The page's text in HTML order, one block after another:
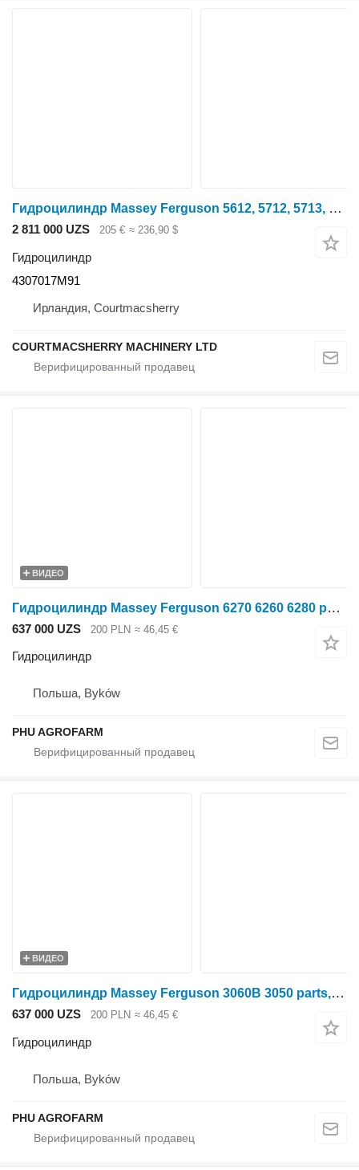
Гидроцилиндр Massey Ferguson 5612, 5712, 5713, 5613 Levelling Box 4307017m91 4307017M91 для трактора колесного Massey Ferguson 5612, 5712, 5713, 5613
2 811 000 UZS 205 € ≈ 236,90 $
Гидроцилиндр
4307017M91
Ирландия, Courtmacsherry
COURTMACSHERRY MACHINERY LTD
ВИДЕО
Гидроцилиндр Massey Ferguson 6270 6260 6280 parts, ersatzteile, pieces для трактора колесного Massey Ferguson 6270 6260 6280
637 000 UZS 200 PLN ≈ 46,45 €
Гидроцилиндр
Польша, Byków
PHU AGROFARM
ВИДЕО
Гидроцилиндр Massey Ferguson 3060B 3050 parts, ersatzteile, pieces для трактора колесного Massey Ferguson 3060B 3050
637 000 UZS 200 PLN ≈ 46,45 €
Гидроцилиндр
Польша, Byków
PHU AGROFARM